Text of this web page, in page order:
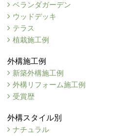
ベランダガーデン
ウッドデッキ
テラス
植栽施工例
外構施工例
新築外構施工例
外構リフォーム施工例
受賞歴
外構スタイル別
ナチュラル